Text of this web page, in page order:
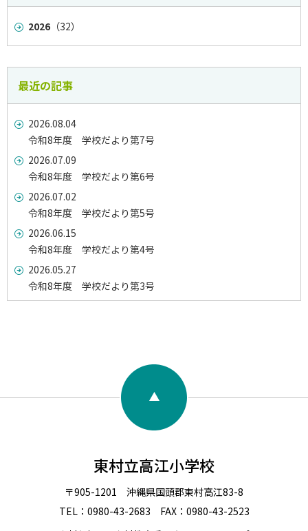
2026 （32）
最近の記事
2026.08.04
令和8年度 学校だより第7号
2026.07.09
令和8年度 学校だより第6号
2026.07.02
令和8年度 学校だより第5号
2026.06.15
令和8年度 学校だより第4号
2026.05.27
令和8年度 学校だより第3号
東村立高江小学校
〒905-1201 沖縄県国頭郡東村高江83-8
TEL：0980-43-2683 FAX：0980-43-2523